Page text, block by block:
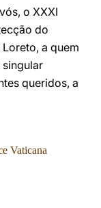
o XXXI
do
a quem
singular
queridos, a
Vaticana